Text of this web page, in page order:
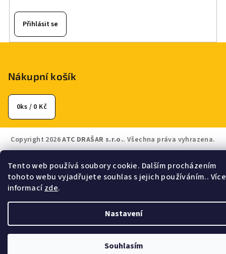
Tento web používá soubory cookie. Dalším procházením
tohoto webu vyjadřujete souhlas s jejich používáním.. Více
informacízde.
Nastavení
Souhlasím
Přihlásit se
Nákupní košík
0ks / 0 Kč
Copyright 2026ATC DRAŠAR s.r.o.. Všechna práva vyhrazena.